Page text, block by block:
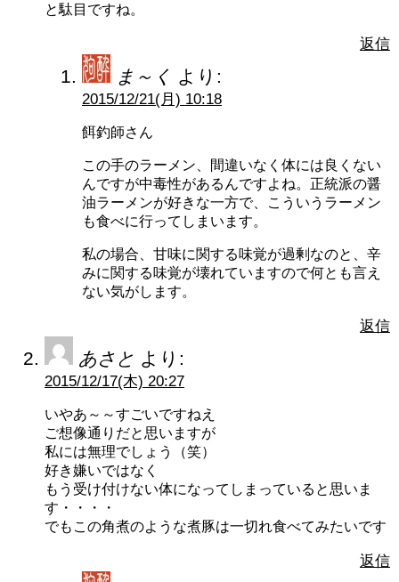
と駄目ですね。
返信
ま～く より:
2015/12/21(月) 10:18
餌釣師さん
この手のラーメン、間違いなく体には良くない
んですが中毒性があるんですよね。正統派の醤
油ラーメンが好きな一方で、こういうラーメン
も食べに行ってしまいます。
私の場合、甘味に関する味覚が過剰なのと、辛
みに関する味覚が壊れていますので何とも言え
ない気がします。
返信
あさと より:
2015/12/17(木) 20:27
いやあ～～すごいですねえ
ご想像通りだと思いますが
私には無理でしょう（笑）
好き嫌いではなく
もう受け付けない体になってしまっていると思いま
す・・・・
でもこの角煮のような煮豚は一切れ食べてみたいです
返信